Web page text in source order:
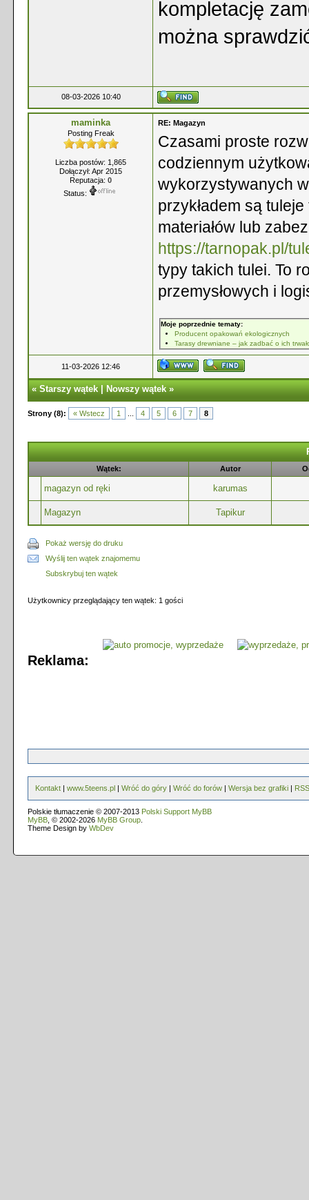
kompletację
można
08-03-2026 10:40
maminka
Posting Freak
Liczba postów: 1,865
Dołączył: Apr 2015
Reputacja: 0
Status:
RE: Magazyn
Czasami proste
codziennym
wykorzystywanych
przykładem są
materiałów lub
https://tarnopak.pl/
typy takich tulei. To
przemysłowych i
Moje poprzednie tematy:
Producent opakowań ekologicznych
Tarasy drewniane – jak zadbać o ich
11-03-2026 12:46
«Starszy wątek|Nowszy wątek»
Strony (8): « Wstecz 1 4 5 6 7 8
Wątek: Autor
magazyn od ręki karumas
Magazyn Tapikur
Pokaż wersję do druku
Wyślij ten wątek znajomemu
Subskrybuj ten wątek
Użytkownicy przeglądający ten wątek: 1 gości
Reklama:
Kontakt | www.5teens.pl | Wróć do góry | Wróć do forów | Wersja bez grafiki | RSS
Polskie tłumaczenie © 2007-2013 Polski Support MyBB
MyBB , © 2002-2026 MyBB Group
Theme Design by WbDev